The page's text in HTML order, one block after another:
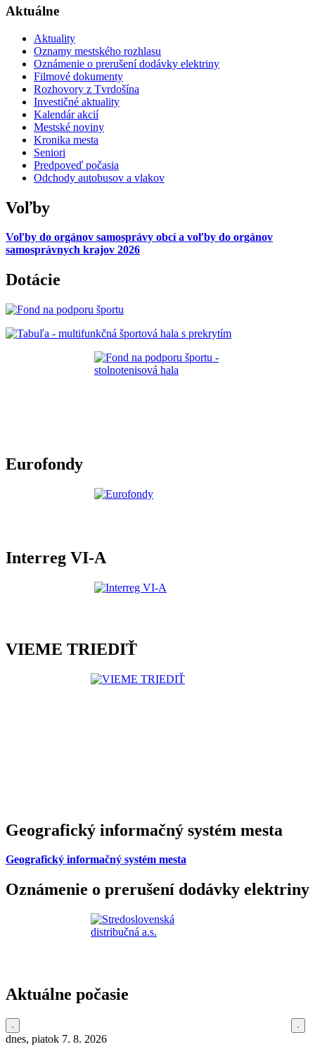
Aktuálne
Aktuality
Oznamy mestského rozhlasu
Oznámenie o prerušení dodávky elektriny
Filmové dokumenty
Rozhovory z Tvrdošína
Investičné aktuality
Kalendár akcií
Mestské noviny
Kronika mesta
Seniori
Predpoveď počasia
Odchody autobusov a vlakov
Voľby
Voľby do orgánov samosprávy obcí a voľby do orgánov
samosprávnych krajov 2026
Dotácie
Eurofondy
Interreg VI-A
VIEME TRIEDIŤ
Geografický informačný systém mesta
Geografický informačný systém mesta
Oznámenie o prerušení dodávky elektriny
Aktuálne počasie
dnes, piatok 7. 8. 2026